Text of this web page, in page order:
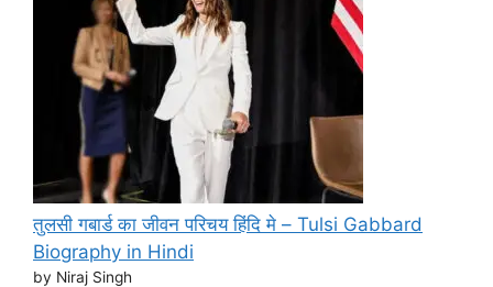
तुलसी गबार्ड का जीवन परिचय हिंदि मे – Tulsi Gabbard
Biography in Hindi
by Niraj Singh